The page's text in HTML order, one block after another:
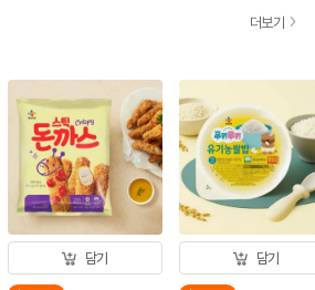
더보기
담기 담기